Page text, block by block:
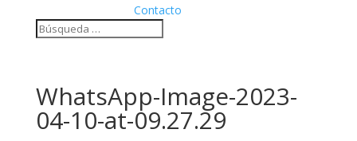
Contacto
WhatsApp-Image-2023-
04-10-at-09.27.29